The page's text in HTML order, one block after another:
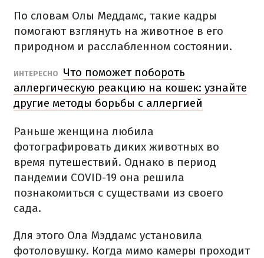
По словам Олы Меддамс, такие кадры
помогают взглянуть на животное в его
природном и расслабленном состоянии.
ИНТЕРЕСНО
Что поможет побороть
аллергическую реакцию на кошек: узнайте
другие методы борьбы с аллергией
Раньше женщина любила
фотографировать диких животных во
время путешествий. Однако в период
пандемии COVID-19 она решила
познакомиться с существами из своего
сада.
Для этого Ола Мэддамс установила
фотоловушку. Когда мимо камеры проходит